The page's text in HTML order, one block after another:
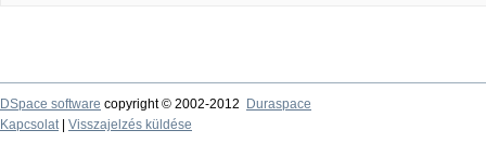
DSpace software copyright © 2002-2012
Duraspace
Kapcsolat| Visszajelzés küldése